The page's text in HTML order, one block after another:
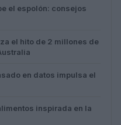
el espolón: consejos
el hito de 2 millones de
en datos impulsa el
inspirada en la